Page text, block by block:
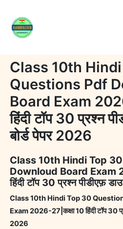
content
Class 10th
Questions Pdf
Board Exam
हिंदी टॉप 30 प्रश्न
बोर्ड पेपर 2026
Class 10th Hindi Top
Downloud Board Exam
हिंदी टॉप 30 प्रश्न पीडीएफ़
Class 10th Hindi Top 30
Exam 2026-27|कक्षा 10 हिंदी टॉप 30
2026